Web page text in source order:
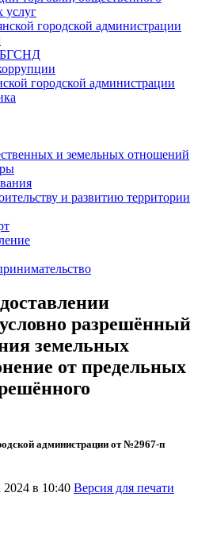
услуг
городской администрации
БГСНД
городской администрации
и земельных отношений
и развитию территории
разрешённый
земельных
от предельных
администрации от №2967-п
2024 в 10:40 Версия для печати